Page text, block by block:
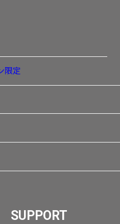
限定
SUPPORT